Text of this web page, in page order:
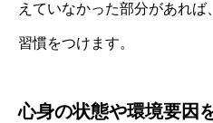
えていなかった部分があれ
習慣をつけます。
心身の状態や環境要因